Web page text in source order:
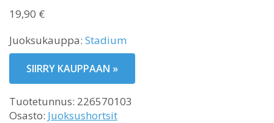
19,90 €
Juoksukauppa: Stadium
SIIRRY KAUPPAAN »
Tuotetunnus: 226570103
Osasto: Juoksushortsit